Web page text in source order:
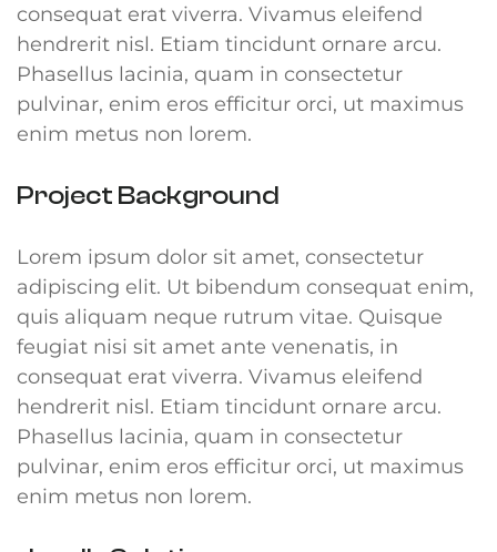
consequat erat viverra. Vivamus eleifend
hendrerit nisl. Etiam tincidunt ornare arcu.
Phasellus lacinia, quam in consectetur
pulvinar, enim eros efficitur orci, ut maximus
enim metus non lorem.
Project Background
Lorem ipsum dolor sit amet, consectetur
adipiscing elit. Ut bibendum consequat enim,
quis aliquam neque rutrum vitae. Quisque
feugiat nisi sit amet ante venenatis, in
consequat erat viverra. Vivamus eleifend
hendrerit nisl. Etiam tincidunt ornare arcu.
Phasellus lacinia, quam in consectetur
pulvinar, enim eros efficitur orci, ut maximus
enim metus non lorem.